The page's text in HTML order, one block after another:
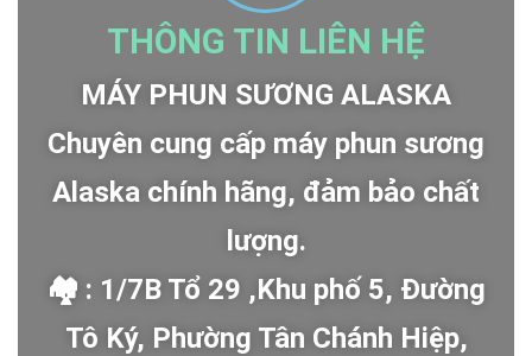
THÔNG TIN LIÊN HỆ
MÁY PHUN SƯƠNG ALASKA
Chuyên cung cấp máy phun sương
Alaska chính hãng, đảm bảo chất
lượng.
🏘 : 1/7B Tổ 29 ,Khu phố 5, Đường
Tô Ký, Phường Tân Chánh Hiệp,